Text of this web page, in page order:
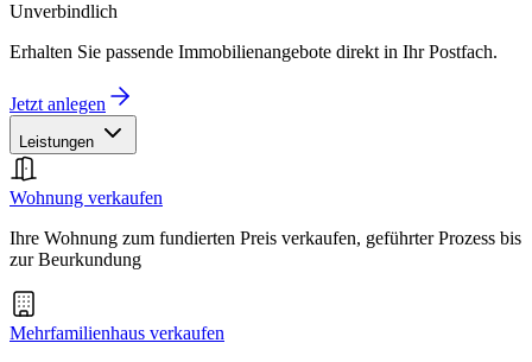
Unverbindlich
Erhalten Sie passende Immobilienangebote direkt in Ihr Postfach.
Jetzt anlegen
Leistungen
Wohnung verkaufen
Ihre Wohnung zum fundierten Preis verkaufen, geführter Prozess bis
zur Beurkundung
Mehrfamilienhaus verkaufen